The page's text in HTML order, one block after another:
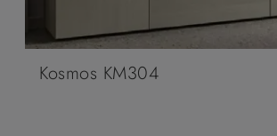
Kosmos KM304